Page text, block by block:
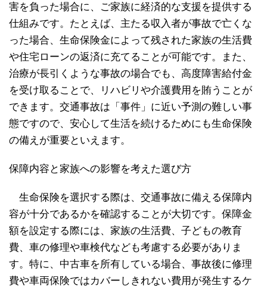
害を負った場合に、ご家族に経済的な支援を提供する
仕組みです。たとえば、主たる収入者が事故で亡くな
った場合、生命保険金によって残された家族の生活費
や住宅ローンの返済に充てることが可能です。また、
治療が長引くような事故の場合でも、高度障害給付金
を受け取ることで、リハビリや介護費用を賄うことが
できます。交通事故は「事件」に近い予測の難しい事
態ですので、安心して生活を続けるためにも生命保険
の備えが重要といえます。
保障内容と家族への影響を考えた選び方
生命保険を選択する際は、交通事故に備える保障内
容が十分であるかを確認することが大切です。保障金
額を設定する際には、家族の生活費、子どもの教育
費、車の修理や車検代なども考慮する必要がありま
す。特に、中古車を所有している場合、事故後に修理
費や車両保険ではカバーしきれない費用が発生するケ